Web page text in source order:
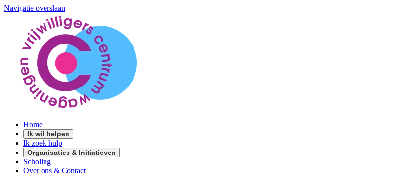
Navigatie overslaan
Home
Ik wil helpen
Ik zoek hulp
Organisaties & Initiatieven
Scholing
Over ons & Contact